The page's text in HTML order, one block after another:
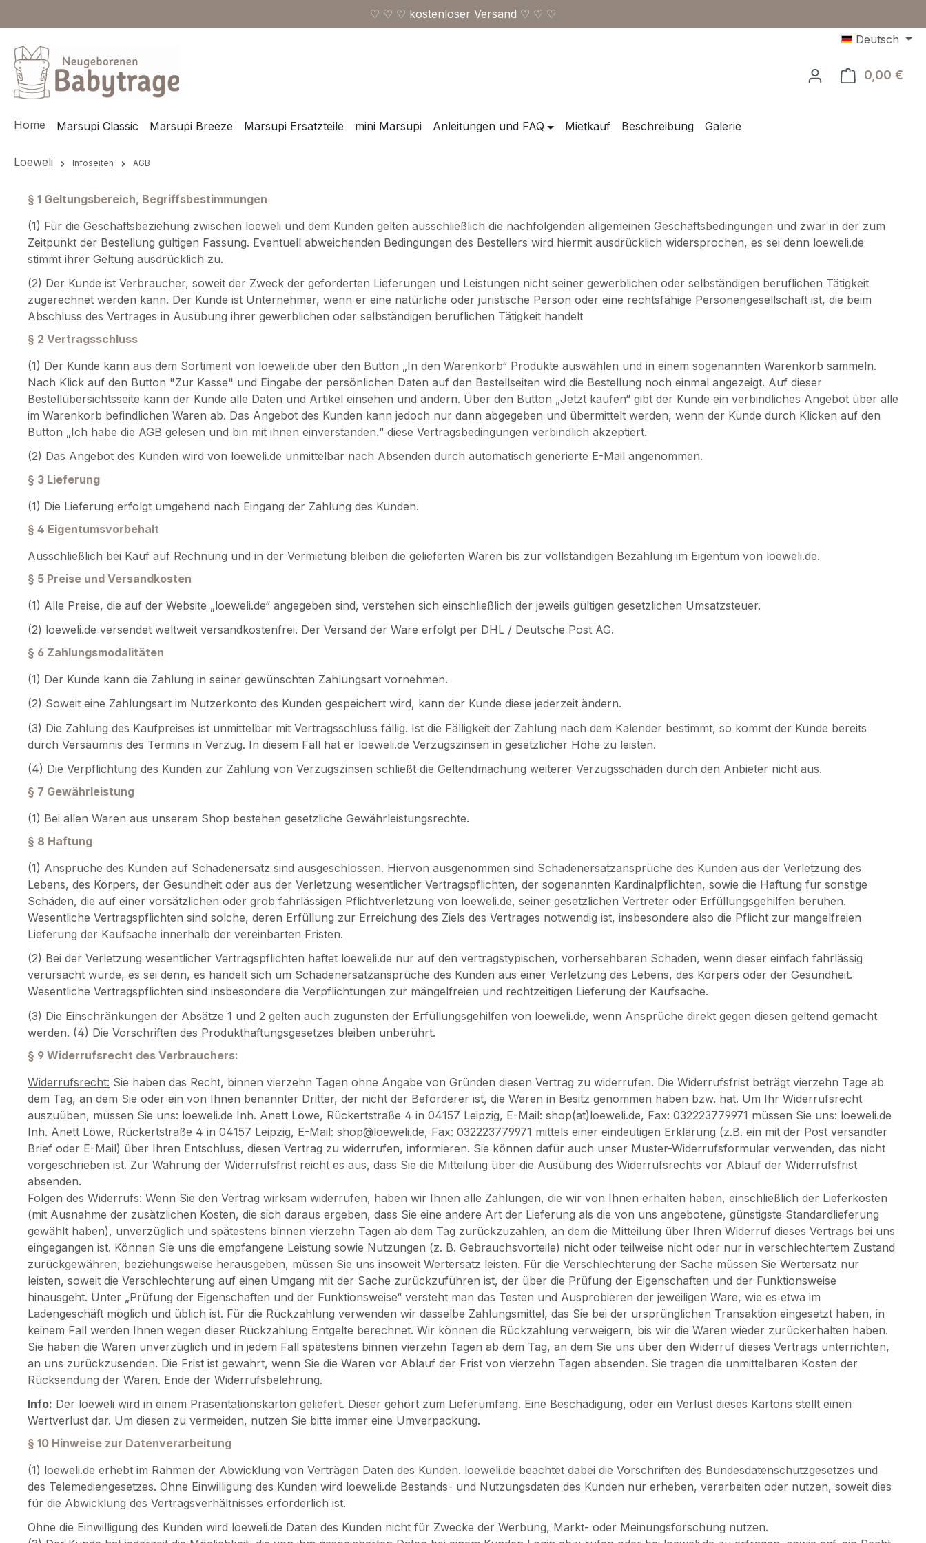
♡ ♡ ♡ kostenloser Versand ♡ ♡ ♡
Deutsch
0,00 €
Home Marsupi Classic Marsupi Breeze Marsupi Ersatzteile mini Marsupi Anleitungen und FAQ Mietkauf Beschreibung Galerie
Loeweli Infoseiten AGB
§ 1 Geltungsbereich, Begriffsbestimmungen
(1) Für die Geschäftsbeziehung zwischen loeweli und dem Kunden gelten ausschließlich die nachfolgenden allgemeinen Geschäftsbedingungen und zwar in der zum
Zeitpunkt der Bestellung gültigen Fassung. Eventuell abweichenden Bedingungen des Bestellers wird hiermit ausdrücklich widersprochen, es sei denn loeweli.de
stimmt ihrer Geltung ausdrücklich zu.
(2) Der Kunde ist Verbraucher, soweit der Zweck der geforderten Lieferungen und Leistungen nicht seiner gewerblichen oder selbständigen beruflichen Tätigkeit
zugerechnet werden kann. Der Kunde ist Unternehmer, wenn er eine natürliche oder juristische Person oder eine rechtsfähige Personengesellschaft ist, die beim
Abschluss des Vertrages in Ausübung ihrer gewerblichen oder selbständigen beruflichen Tätigkeit handelt
§ 2 Vertragsschluss
(1) Der Kunde kann aus dem Sortiment von loeweli.de über den Button „In den Warenkorb“ Produkte auswählen und in einem sogenannten Warenkorb sammeln.
Nach Klick auf den Button "Zur Kasse" und Eingabe der persönlichen Daten auf den Bestellseiten wird die Bestellung noch einmal angezeigt. Auf dieser
Bestellübersichtsseite kann der Kunde alle Daten und Artikel einsehen und ändern. Über den Button „Jetzt kaufen“ gibt der Kunde ein verbindliches Angebot über alle
im Warenkorb befindlichen Waren ab. Das Angebot des Kunden kann jedoch nur dann abgegeben und übermittelt werden, wenn der Kunde durch Klicken auf den
Button „Ich habe die AGB gelesen und bin mit ihnen einverstanden.“ diese Vertragsbedingungen verbindlich akzeptiert.
(2) Das Angebot des Kunden wird von loeweli.de unmittelbar nach Absenden durch automatisch generierte E-Mail angenommen.
§ 3 Lieferung
(1) Die Lieferung erfolgt umgehend nach Eingang der Zahlung des Kunden.
§ 4 Eigentumsvorbehalt
Ausschließlich bei Kauf auf Rechnung und in der Vermietung bleiben die gelieferten Waren bis zur vollständigen Bezahlung im Eigentum von loeweli.de.
§ 5 Preise und Versandkosten
(1) Alle Preise, die auf der Website „loeweli.de“ angegeben sind, verstehen sich einschließlich der jeweils gültigen gesetzlichen Umsatzsteuer.
(2) loeweli.de versendet weltweit versandkostenfrei. Der Versand der Ware erfolgt per DHL / Deutsche Post AG.
§ 6 Zahlungsmodalitäten
(1) Der Kunde kann die Zahlung in seiner gewünschten Zahlungsart vornehmen.
(2) Soweit eine Zahlungsart im Nutzerkonto des Kunden gespeichert wird, kann der Kunde diese jederzeit ändern.
(3) Die Zahlung des Kaufpreises ist unmittelbar mit Vertragsschluss fällig. Ist die Fälligkeit der Zahlung nach dem Kalender bestimmt, so kommt der Kunde bereits
durch Versäumnis des Termins in Verzug. In diesem Fall hat er loeweli.de Verzugszinsen in gesetzlicher Höhe zu leisten.
(4) Die Verpflichtung des Kunden zur Zahlung von Verzugszinsen schließt die Geltendmachung weiterer Verzugsschäden durch den Anbieter nicht aus.
§ 7 Gewährleistung
(1) Bei allen Waren aus unserem Shop bestehen gesetzliche Gewährleistungsrechte.
§ 8 Haftung
(1) Ansprüche des Kunden auf Schadenersatz sind ausgeschlossen. Hiervon ausgenommen sind Schadenersatzansprüche des Kunden aus der Verletzung des
Lebens, des Körpers, der Gesundheit oder aus der Verletzung wesentlicher Vertragspflichten, der sogenannten Kardinalpflichten, sowie die Haftung für sonstige
Schäden, die auf einer vorsätzlichen oder grob fahrlässigen Pflichtverletzung von loeweli.de, seiner gesetzlichen Vertreter oder Erfüllungsgehilfen beruhen.
Wesentliche Vertragspflichten sind solche, deren Erfüllung zur Erreichung des Ziels des Vertrages notwendig ist, insbesondere also die Pflicht zur mangelfreien
Lieferung der Kaufsache innerhalb der vereinbarten Fristen.
(2) Bei der Verletzung wesentlicher Vertragspflichten haftet loeweli.de nur auf den vertragstypischen, vorhersehbaren Schaden, wenn dieser einfach fahrlässig
verursacht wurde, es sei denn, es handelt sich um Schadenersatzansprüche des Kunden aus einer Verletzung des Lebens, des Körpers oder der Gesundheit.
Wesentliche Vertragspflichten sind insbesondere die Verpflichtungen zur mängelfreien und rechtzeitigen Lieferung der Kaufsache.
(3) Die Einschränkungen der Absätze 1 und 2 gelten auch zugunsten der Erfüllungsgehilfen von loeweli.de, wenn Ansprüche direkt gegen diesen geltend gemacht
werden. (4) Die Vorschriften des Produkthaftungsgesetzes bleiben unberührt.
§ 9 Widerrufsrecht des Verbrauchers:
Widerrufsrecht: Sie haben das Recht, binnen vierzehn Tagen ohne Angabe von Gründen diesen Vertrag zu widerrufen. Die Widerrufsfrist beträgt vierzehn Tage ab
dem Tag, an dem Sie oder ein von Ihnen benannter Dritter, der nicht der Beförderer ist, die Waren in Besitz genommen haben bzw. hat. Um Ihr Widerrufsrecht
auszuüben, müssen Sie uns: loeweli.de Inh. Anett Löwe, Rückertstraße 4 in 04157 Leipzig, E-Mail: shop(at)loeweli.de, Fax: 032223779971 müssen Sie uns: loeweli.de
Inh. Anett Löwe, Rückertstraße 4 in 04157 Leipzig, E-Mail: shop@loeweli.de, Fax: 032223779971 mittels einer eindeutigen Erklärung (z.B. ein mit der Post versandter
Brief oder E-Mail) über Ihren Entschluss, diesen Vertrag zu widerrufen, informieren. Sie können dafür auch unser Muster-Widerrufsformular verwenden, das nicht
vorgeschrieben ist. Zur Wahrung der Widerrufsfrist reicht es aus, dass Sie die Mitteilung über die Ausübung des Widerrufsrechts vor Ablauf der Widerrufsfrist
absenden.
Folgen des Widerrufs: Wenn Sie den Vertrag wirksam widerrufen, haben wir Ihnen alle Zahlungen, die wir von Ihnen erhalten haben, einschließlich der Lieferkosten
(mit Ausnahme der zusätzlichen Kosten, die sich daraus ergeben, dass Sie eine andere Art der Lieferung als die von uns angebotene, günstigste Standardlieferung
gewählt haben), unverzüglich und spätestens binnen vierzehn Tagen ab dem Tag zurückzuzahlen, an dem die Mitteilung über Ihren Widerruf dieses Vertrags bei uns
eingegangen ist. Können Sie uns die empfangene Leistung sowie Nutzungen (z. B. Gebrauchsvorteile) nicht oder teilweise nicht oder nur in verschlechtertem Zustand
zurückgewähren, beziehungsweise herausgeben, müssen Sie uns insoweit Wertersatz leisten. Für die Verschlechterung der Sache müssen Sie Wertersatz nur
leisten, soweit die Verschlechterung auf einen Umgang mit der Sache zurückzuführen ist, der über die Prüfung der Eigenschaften und der Funktionsweise
hinausgeht. Unter „Prüfung der Eigenschaften und der Funktionsweise“ versteht man das Testen und Ausprobieren der jeweiligen Ware, wie es etwa im
Ladengeschäft möglich und üblich ist. Für die Rückzahlung verwenden wir dasselbe Zahlungsmittel, das Sie bei der ursprünglichen Transaktion eingesetzt haben, in
keinem Fall werden Ihnen wegen dieser Rückzahlung Entgelte berechnet. Wir können die Rückzahlung verweigern, bis wir die Waren wieder zurückerhalten haben.
Sie haben die Waren unverzüglich und in jedem Fall spätestens binnen vierzehn Tagen ab dem Tag, an dem Sie uns über den Widerruf dieses Vertrags unterrichten,
an uns zurückzusenden. Die Frist ist gewahrt, wenn Sie die Waren vor Ablauf der Frist von vierzehn Tagen absenden. Sie tragen die unmittelbaren Kosten der
Rücksendung der Waren. Ende der Widerrufsbelehrung.
Info: Der loeweli wird in einem Präsentationskarton geliefert. Dieser gehört zum Lieferumfang. Eine Beschädigung, oder ein Verlust dieses Kartons stellt einen
Wertverlust dar. Um diesen zu vermeiden, nutzen Sie bitte immer eine Umverpackung.
§ 10 Hinweise zur Datenverarbeitung
(1) loeweli.de erhebt im Rahmen der Abwicklung von Verträgen Daten des Kunden. loeweli.de beachtet dabei die Vorschriften des Bundesdatenschutzgesetzes und
des Telemediengesetzes. Ohne Einwilligung des Kunden wird loeweli.de Bestands- und Nutzungsdaten des Kunden nur erheben, verarbeiten oder nutzen, soweit dies
für die Abwicklung des Vertragsverhältnisses erforderlich ist.
Ohne die Einwilligung des Kunden wird loeweli.de Daten des Kunden nicht für Zwecke der Werbung, Markt- oder Meinungsforschung nutzen.